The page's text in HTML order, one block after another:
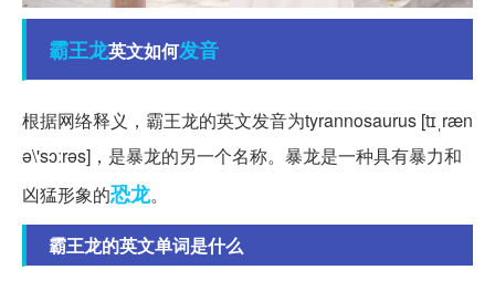
霸王龙英文如何发音
根据网络释义，霸王龙的英文发音为tyrannosaurus [tɪˌræn
ə\'sɔːrəs]，是暴龙的另一个名称。暴龙是一种具有暴力和
凶猛形象的恐龙。
霸王龙的英文单词是什么